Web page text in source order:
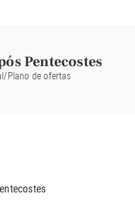
Pentecostes
/Plano de ofertas